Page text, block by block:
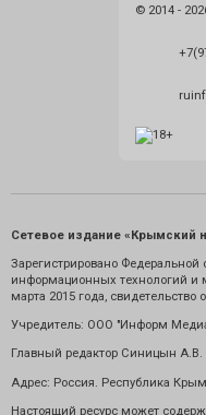
© 2014 -
Сетевое издание «Крымский
Зарегистрировано Федеральной
информационных технологий и
марта 2015 года,
Учредитель: ООО "Информ
Главный редактор Синицын А.В.
Адрес: Россия. Республика
Настоящий ресурс может